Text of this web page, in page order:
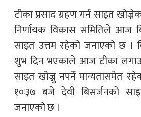
टीका प्रसाद ग्रहण गर्न साइत
निर्णायक विकास समितिले आज
साइत उत्तम रहेको जनाएको छ ।
शुभ दिन भएकाले आज टीका
साइत खोज्नु नपर्ने मान्यतासमेत
१०ः३७ बजे देवी बिसर्जनको
जनाएको छ ।